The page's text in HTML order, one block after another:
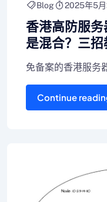
Blog 2025年5月
香港高防服
是混合？三招
免备案的香港服务
Continue